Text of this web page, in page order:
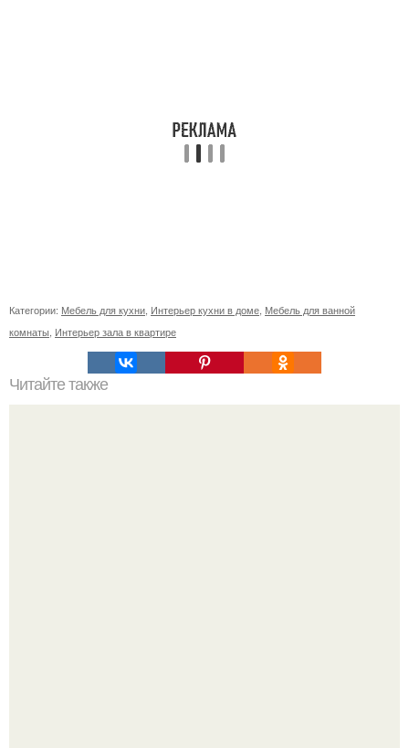
Категории: Мебель для кухни Интерьер кухни в доме Мебель для ванной
комнаты Интерьер зала в квартире
Читайте также